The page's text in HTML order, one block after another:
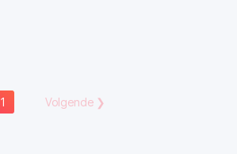
1 Volgende❯